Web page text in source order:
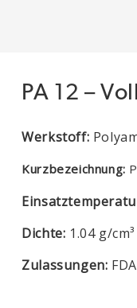
PA 12 –
Werkstoff:
Kurzbezeichnung:
Dichte: 1.04 g/cm³
Zulassungen: